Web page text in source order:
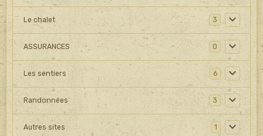
Le chalet 3
ASSURANCES 0
Les sentiers 6
Randonnées 3
Autres sites 1